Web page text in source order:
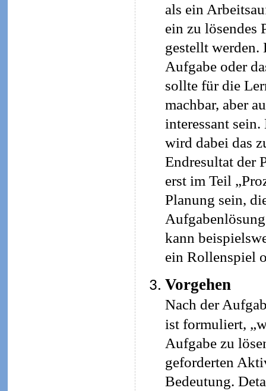
als ein
ein zu lösendes
gestellt werden.
Aufgabe oder
sollte für die
machbar, aber
interessant sein.
wird dabei das
Endresultat der
erst im Teil
Planung sein,
kann
ein Rollenspiel
Vorgehen
Nach der
ist formuliert,
Aufgabe zu
geforderten
Bedeutung.